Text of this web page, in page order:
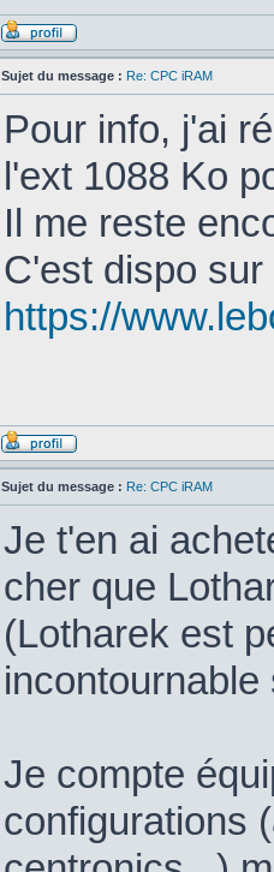
Sujet du message : Re: CPC iRAM
Pour info, j'ai
l'ext 1088 Ko
Il me reste
C'est dispo sur
https://
Sujet du message : Re: CPC iRAM
Je t'en ai
cher que
(Lotharek est
Je compte
configurations